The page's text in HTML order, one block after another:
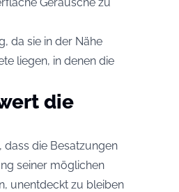
da sie in der Nähe
liegen, in denen die
die
, dass die Besatzungen
seiner möglichen
unentdeckt zu bleiben